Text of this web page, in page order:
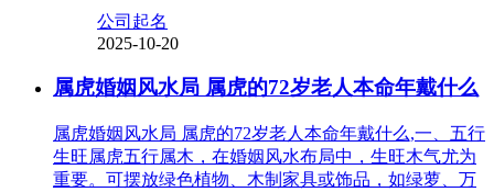
公司起名
2025-10-20
属虎婚姻风水局 属虎的72岁老人本命年戴什么
属虎婚姻风水局 属虎的72岁老人本命年戴什么,一、五行
生旺属虎五行属木，在婚姻风水布局中，生旺木气尤为
重要。可摆放绿色植物、木制家具或饰品，如绿萝、万